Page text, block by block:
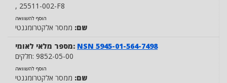
, 25511-002-F8
הוסף להשוואה
שם: ממסר אלקטרומגנטי
מספר מלאי לאומי: NSN 5945-01-564-7498
חלקים: 9852-05-00
הוסף להשוואה
שם: ממסר אלקטרומגנטי